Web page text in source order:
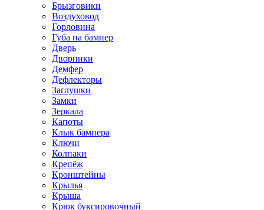
Брызговики
Воздуховод
Горловина
Губа на бампер
Дверь
Дворники
Демфер
Дефлекторы
Заглушки
Замки
Зеркала
Капоты
Клык бампера
Ключи
Колпаки
Крепёж
Кронштейны
Крылья
Крыша
Крюк буксировочный